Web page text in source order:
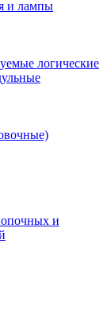
и лампы
логические
и